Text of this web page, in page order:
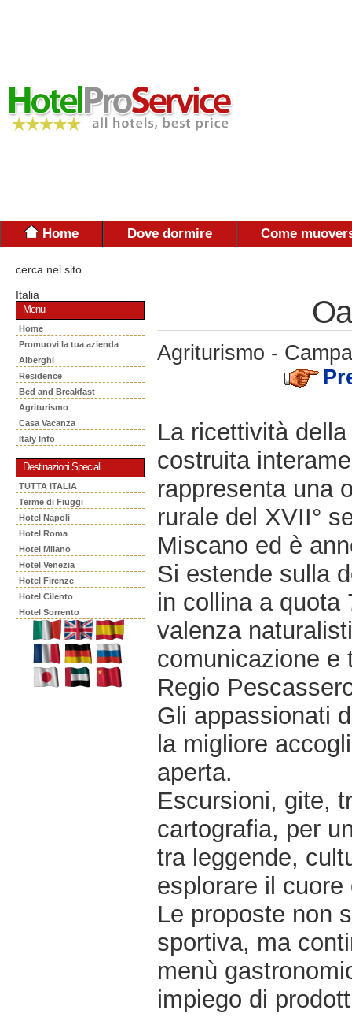
Home Dove dormire Come
cerca nel sito
Italia
Menu
Home
Promuovi la tua azienda
Alberghi
Residence
Bed and Breakfast
Agriturismo
Casa Vacanza
Italy Info
Destinazioni Speciali
TUTTA ITALIA
Terme di Fiuggi
Hotel Napoli
Hotel Roma
Hotel Milano
Hotel Venezia
Hotel Firenze
Hotel Cilento
Hotel Sorrento
Agriturismo -
La ricettività
costruita
rappresenta una
rurale del XVII°
Miscano ed è
Si estende sulla
in collina a quota
valenza
comunicazione e
Regio
Gli appassionati
la migliore
aperta.
Escursioni, gite,
cartografia, per
tra leggende,
esplorare il
Le proposte non
sportiva, ma
menù
impiego di